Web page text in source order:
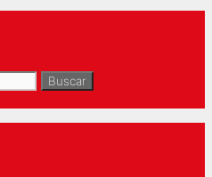
Buscar